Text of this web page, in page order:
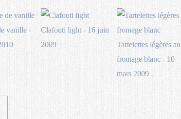
vanille -
Clafouti light - 16 juin
2009
Tartelettes légères au
fromage blanc - 10
mars 2009